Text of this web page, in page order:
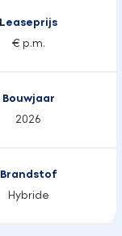
Leaseprijs
€ p.m.
Bouwjaar
2026
Brandstof
Hybride